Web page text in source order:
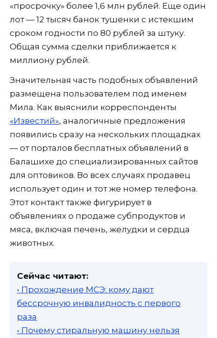
«просрочку» более 1,6 млн рублей. Еще один
лот — 12 тысяч банок тушенки с истекшим
сроком годности по 80 рублей за штуку.
Общая сумма сделки приближается к
миллиону рублей.
Значительная часть подобных объявлений
размещена пользователем под именем
Мила. Как выяснили корреспонденты
«Известий», аналогичные предложения
появились сразу на нескольких площадках
— от порталов бесплатных объявлений в
Балашихе до специализированных сайтов
для оптовиков. Во всех случаях продавец
использует один и тот же номер телефона.
Этот контакт также фигурирует в
объявлениях о продаже субпродуктов и
мяса, включая печень, желудки и сердца
животных.
Сейчас читают:
• Прохождение МСЭ: кому дают
бессрочную инвалидность с первого
раза
• Почему стиральную машину нельзя